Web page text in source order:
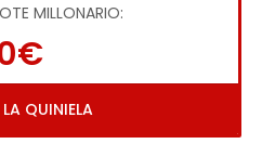
MILLONARIO:
QUINIELA